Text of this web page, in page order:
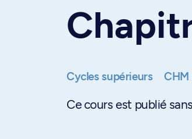
Cycles supérieurs
Ce cours est publié